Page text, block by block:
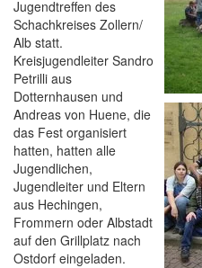
Jugendtreffen des
Schachkreises Zollern/
Alb statt.
Kreisjugendleiter Sandro
Petrilli aus
Dotternhausen und
Andreas von Huene, die
das Fest organisiert
hatten, hatten alle
Jugendlichen,
Jugendleiter und Eltern
aus Hechingen,
Frommern oder Albstadt
auf den Grillplatz nach
Ostdorf eingeladen.